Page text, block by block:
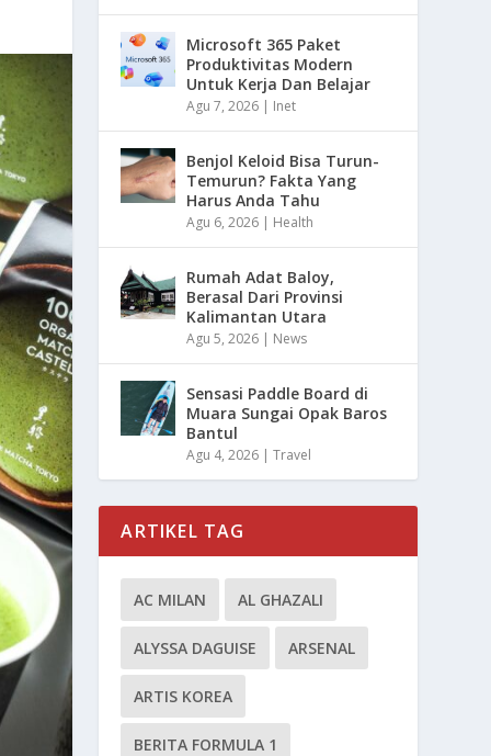
Microsoft 365 Paket
Produktivitas Modern
Untuk Kerja Dan Belajar
Agu 7, 2026 | Inet
Benjol Keloid Bisa Turun-
Temurun? Fakta Yang
Harus Anda Tahu
Agu 6, 2026 | Health
Rumah Adat Baloy,
Berasal Dari Provinsi
Kalimantan Utara
Agu 5, 2026 | News
Sensasi Paddle Board di
Muara Sungai Opak Baros
Bantul
Agu 4, 2026 |Travel
ARTIKEL TAG
AC MILAN AL GHAZALI
ALYSSA DAGUISE ARSENAL
ARTIS KOREA
BERITA FORMULA 1